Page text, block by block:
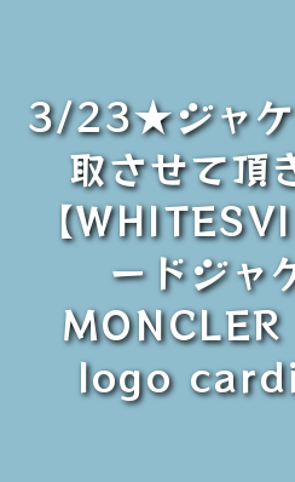
3/23★ジャケ
取させて頂
【
ードジャ
logo